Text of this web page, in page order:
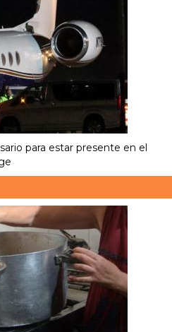
para estar presente en el